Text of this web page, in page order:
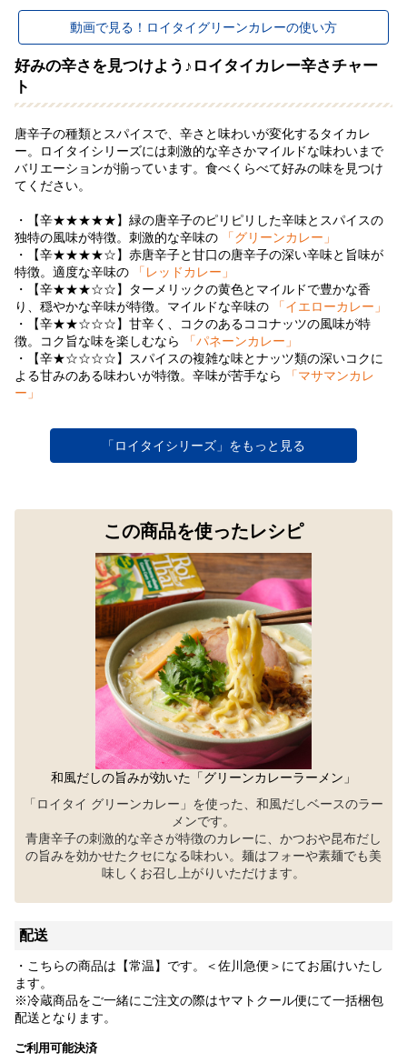
動画で見る！ロイタイグリーンカレーの使い方
好みの辛さを見つけよう♪ロイタイカレー辛さチャー
ト
唐辛子の種類とスパイスで、辛さと味わいが変化するタイカレ
ー。ロイタイシリーズには刺激的な辛さかマイルドな味わいまで
バリエーションが揃っています。食べくらべて好みの味を見つけ
てください。
・【辛★★★★★】緑の唐辛子のピリピリした辛味とスパイスの
独特の風味が特徴。刺激的な辛味の
「グリーンカレー」
・【辛★★★★☆】赤唐辛子と甘口の唐辛子の深い辛味と旨味が
特徴。適度な辛味の
「レッドカレー」
・【辛★★★☆☆】ターメリックの黄色とマイルドで豊かな香
り、穏やかな辛味が特徴。マイルドな辛味の
「イエローカレー」
・【辛★★☆☆☆】甘辛く、コクのあるココナッツの風味が特
徴。コク旨な味を楽しむなら
「パネーンカレー」
・【辛★☆☆☆☆】スパイスの複雑な味とナッツ類の深いコクに
よる甘みのある味わいが特徴。辛味が苦手なら
「マサマンカレ
ー」
「ロイタイシリーズ」をもっと見る
この商品を使ったレシピ
和風だしの旨みが効いた「グリーンカレーラーメン」
「ロイタイ グリーンカレー」を使った、和風だしベースのラー
メンです。
青唐辛子の刺激的な辛さが特徴のカレーに、かつおや昆布だし
の旨みを効かせたクセになる味わい。麺はフォーや素麺でも美
味しくお召し上がりいただけます。
配送
・こちらの商品は【常温】です。＜佐川急便＞にてお届けいたし
ます。
※冷蔵商品をご一緒にご注文の際はヤマトクール便にて一括梱包
配送となります。
ご利用可能決済